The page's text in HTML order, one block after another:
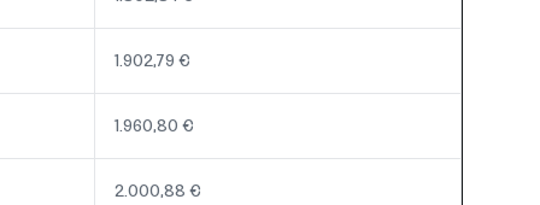
1.902,79 €
1.960,80 €
2.000,88 €